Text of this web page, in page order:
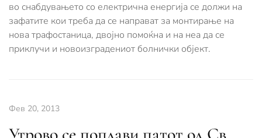
во снабдувањето со електрична енергија се должи на
зафатите кои треба да се направат за монтирање на
нова трафостаница, двојно помоќна и на неа да се
приклучи и новоизградениот болнички објект.
Фев 20, 2013